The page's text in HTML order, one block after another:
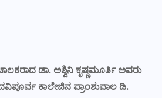
ಡಾ. ಅಶ್ವಿನಿ ಕೃಷ್ಣಮೂರ್ತಿ ಅವರು
ಕಾಲೇಜಿನ ಪ್ರಾಂಶುಪಾಲ ಡಿ.